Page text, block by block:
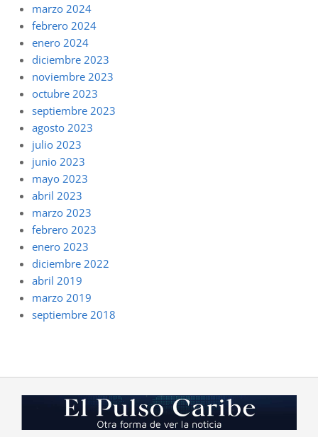
marzo 2024
febrero 2024
enero 2024
diciembre 2023
noviembre 2023
octubre 2023
septiembre 2023
agosto 2023
julio 2023
junio 2023
mayo 2023
abril 2023
marzo 2023
febrero 2023
enero 2023
diciembre 2022
abril 2019
marzo 2019
septiembre 2018